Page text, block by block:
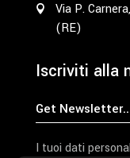
Via P.
(RE)
Iscriviti alla
I tuoi dati